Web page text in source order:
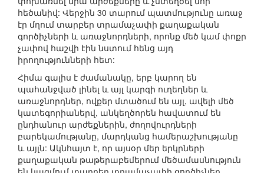
հեծանիվ: Վերջին 30 տարում պատմությունը առաջ
էր մղում տարբեր տրամաչափի քաղաքական
գործիչների և առաջնորդների, որոնք մեծ կամ փոքր
չափով հաշվի էին նստում հենց այդ
իրողությունների հետ:
Հիմա գալիս է ժամանակը, երբ կարող են
պահանջված լինել և այլ կարգի ուղեղներ և
առաջնորդներ, ովքեր մտածում են այլ, ավելի մեծ
կատեգորիաներվ, անկեղծորեն հավատում են
ընդհանուր արժեքներին, ժողովուրդների
բարեկամությանը, մարդկանց համերաշխությանը
և այլն: Ակնհայտ է, որ այսօր մեր երկրների
քաղաքական թաթերաբեմերում մեծամասնություն